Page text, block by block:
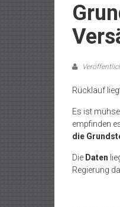
Rücklauf
Es ist
empfinden
die
Die Daten
Regierung